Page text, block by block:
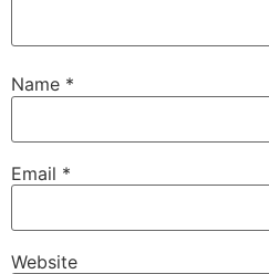
Name *
Email *
Website